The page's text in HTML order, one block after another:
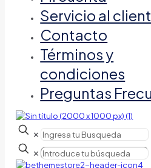
Servicio al
Contacto
Términos y
condiciones
Preguntas
✕
✕